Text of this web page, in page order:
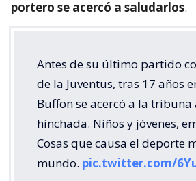
portero se acercó a saludarlos.
Antes de su último partido
de la Juventus, tras 17 años
Buffon se acercó a la
hinchada. Niños y jóvenes,
Cosas que causa el deporte
mundo. pic.twitter.com/